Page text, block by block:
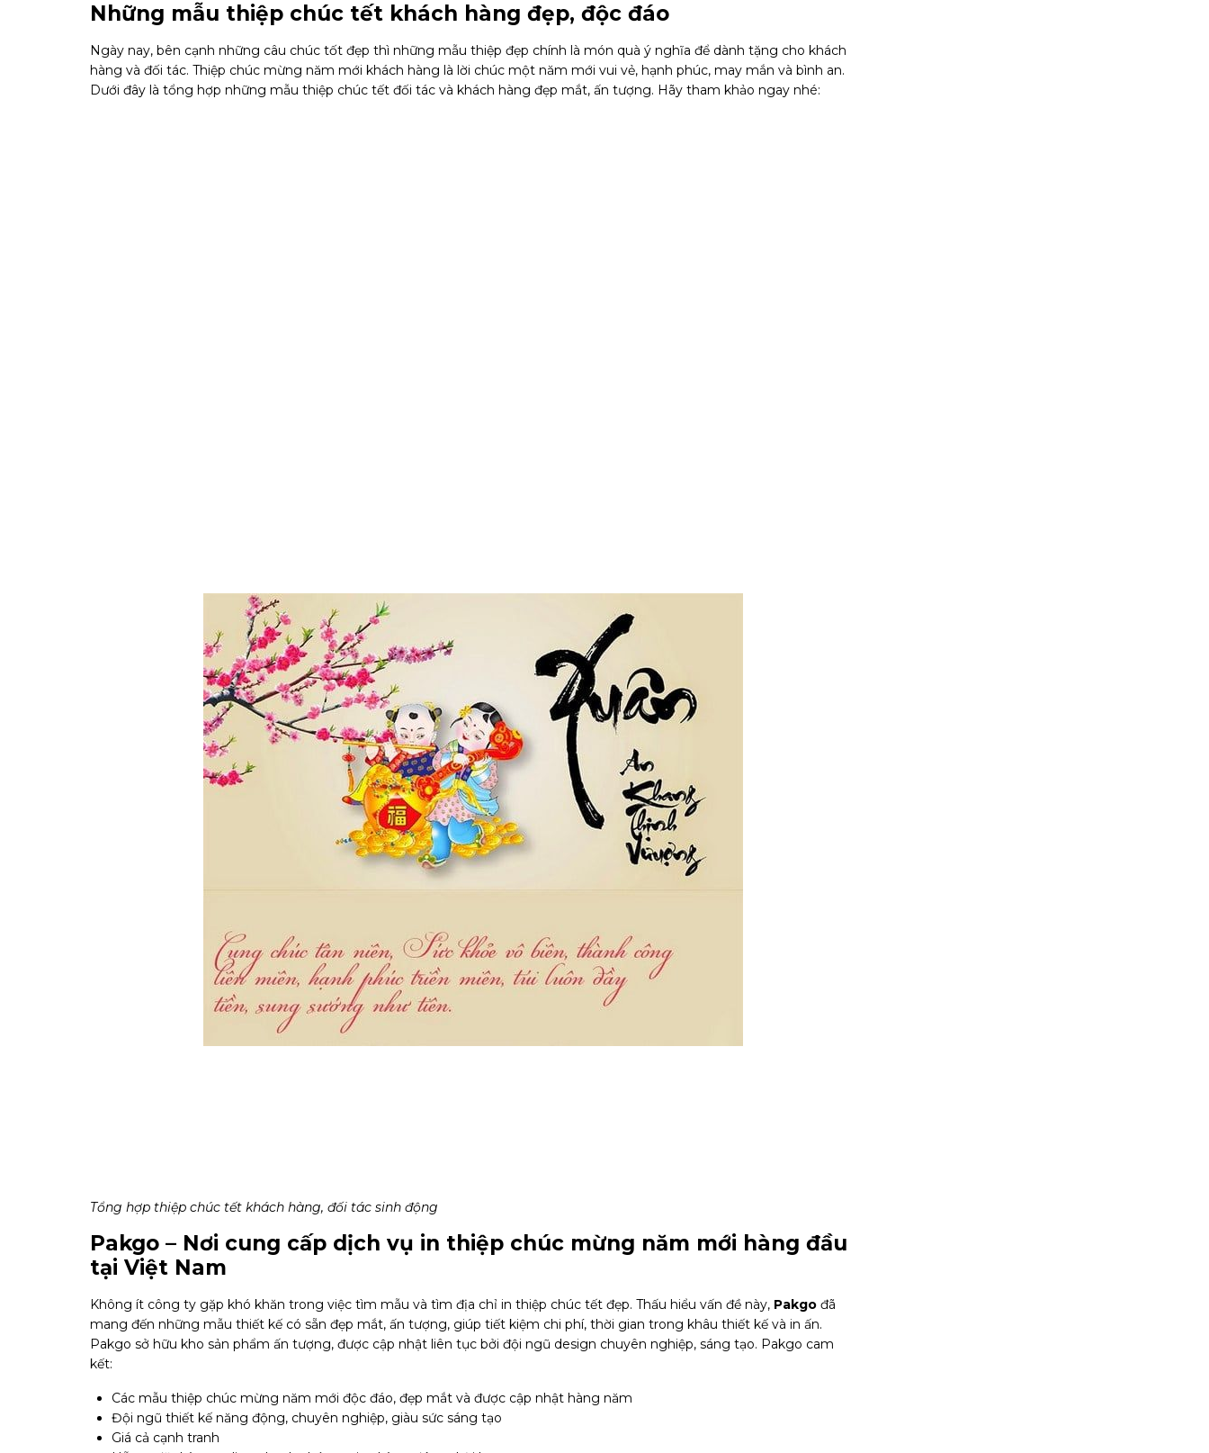
Những mẫu thiệp chúc tết khách hàng đẹp, độc đáo
Ngày nay, bên cạnh những câu chúc tốt đẹp thì những mẫu thiệp đẹp chính là món quà ý nghĩa để dành tặng cho khách
hàng và đối tác. Thiệp chúc mừng năm mới khách hàng là lời chúc một năm mới vui vẻ, hạnh phúc, may mắn và bình an.
Dưới đây là tổng hợp những mẫu thiệp chúc tết đối tác và khách hàng đẹp mắt, ấn tượng. Hãy tham khảo ngay nhé:
Tổng hợp thiệp chúc tết khách hàng, đối tác sinh động
Pakgo – Nơi cung cấp dịch vụ in thiệp chúc mừng năm mới hàng đầu
tại Việt Nam
Không ít công ty gặp khó khăn trong việc tìm mẫu và tìm địa chỉ in thiệp chúc tết đẹp. Thấu hiểu vấn đề này, Pakgo đã
mang đến những mẫu thiết kế có sẵn đẹp mắt, ấn tượng, giúp tiết kiệm chi phí, thời gian trong khâu thiết kế và in ấn.
Pakgo sở hữu kho sản phẩm ấn tượng, được cập nhật liên tục bởi đội ngũ design chuyên nghiệp, sáng tạo. Pakgo cam
kết:
Các mẫu thiệp chúc mừng năm mới độc đáo, đẹp mắt và được cập nhật hàng năm
Đội ngũ thiết kế năng động, chuyên nghiệp, giàu sức sáng tạo
Giá cả cạnh tranh